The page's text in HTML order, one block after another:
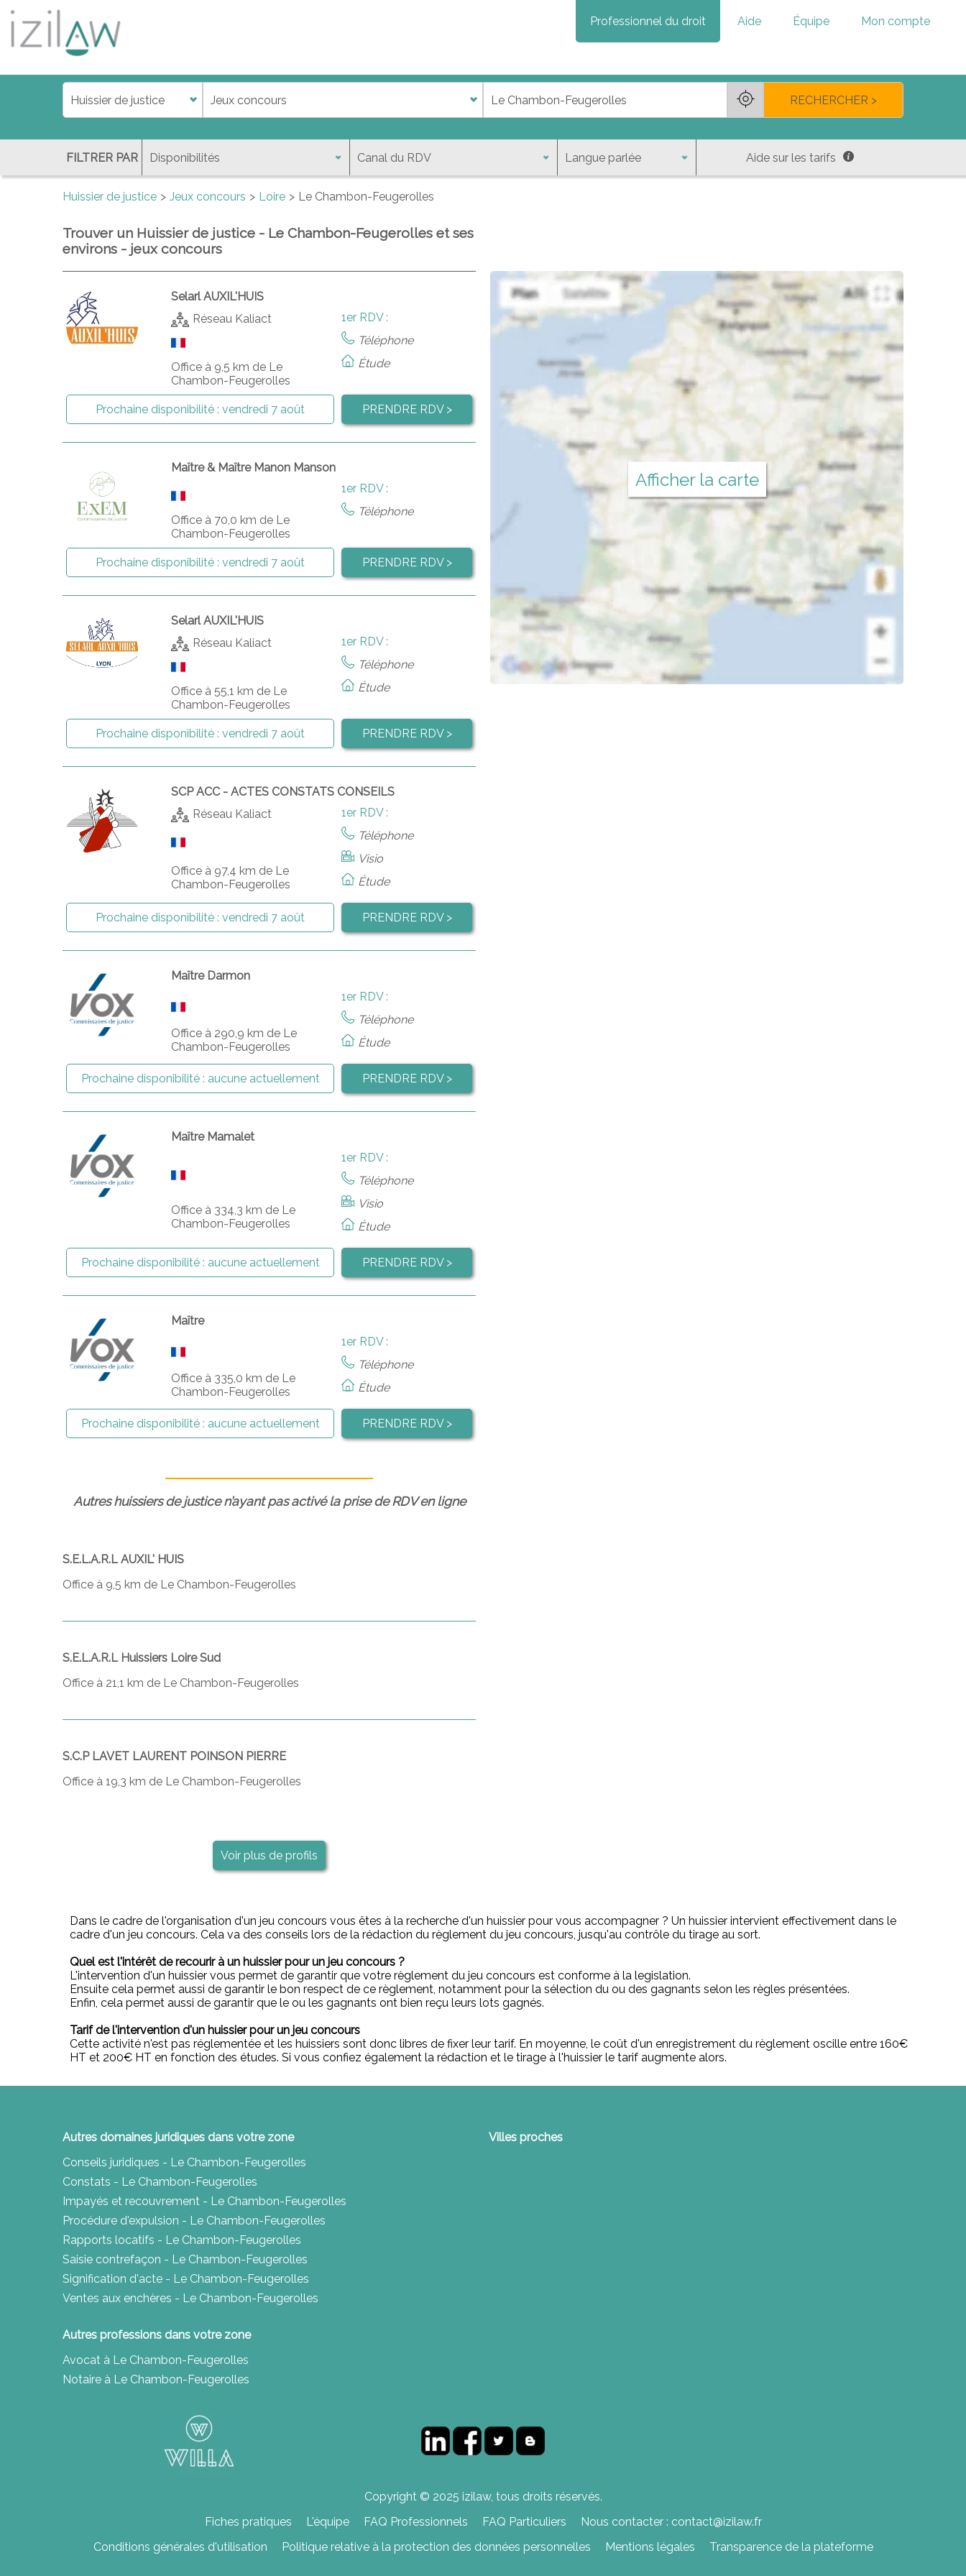
Professionnel du droit Aide Équipe Mon compte
jdadi
fl
RECHERCHER >
FILTRER PAR Aide sur les tarifs
Huissier de justice Jeux concours Loire Le Chambon-Feugerolles
Trouver un Huissier de justice - Le Chambon-Feugerolles et ses
environs - jeux concours
Selarl AUXIL'HUIS
Réseau Kaliact
Office à 9,5 km de Le
Chambon-Feugerolles
1er RDV :
Téléphone
Étude
Prochaine disponibilité :vendredi 7 août PRENDRE RDV >
Maître & Maître Manon Manson
Office à 70,0 km de Le
Chambon-Feugerolles
1er RDV :
Téléphone
Prochaine disponibilité :vendredi 7 août PRENDRE RDV >
Selarl AUXIL'HUIS
Réseau Kaliact
Office à 55,1 km de Le
Chambon-Feugerolles
1er RDV :
Téléphone
Étude
Prochaine disponibilité :vendredi 7 août PRENDRE RDV >
SCP ACC - ACTES CONSTATS CONSEILS
Réseau Kaliact
Office à 97,4 km de Le
Chambon-Feugerolles
1er RDV :
Téléphone
Visio
Étude
Prochaine disponibilité :vendredi 7 août PRENDRE RDV >
Maître Darmon
Office à 290,9 km de Le
Chambon-Feugerolles
1er RDV :
Téléphone
Étude
Prochaine disponibilité : aucune actuellement PRENDRE RDV >
Maître Mamalet
Office à 334,3 km de Le
Chambon-Feugerolles
1er RDV :
Téléphone
Visio
Étude
Prochaine disponibilité : aucune actuellement PRENDRE RDV >
Maître
Office à 335,0 km de Le
Chambon-Feugerolles
1er RDV :
Téléphone
Étude
Prochaine disponibilité : aucune actuellement PRENDRE RDV >
Autres huissiers de justice n’ayant pas activé la prise de RDV en ligne
S.E.L.A.R.L AUXIL' HUIS
Office à 9,5 km de Le Chambon-Feugerolles
S.E.L.A.R.L Huissiers Loire Sud
Office à 21,1 km de Le Chambon-Feugerolles
S.C.P LAVET LAURENT POINSON PIERRE
Office à 19,3 km de Le Chambon-Feugerolles
Voir plus de profils
Afficher la carte
Dans le cadre de l'organisation d'un jeu concours vous êtes à la recherche d'un huissier pour vous accompagner ? Un huissier intervient effectivement dans le
cadre d'un jeu concours. Cela va des conseils lors de la rédaction du règlement du jeu concours, jusqu'au contrôle du tirage au sort.
Quel est l'intérêt de recourir à un huissier pour un jeu concours ?
L'intervention d'un huissier vous permet de garantir que votre règlement du jeu concours est conforme à la legislation.
Ensuite cela permet aussi de garantir le bon respect de ce règlement, notamment pour la sélection du ou des gagnants selon les règles présentées.
Enfin, cela permet aussi de garantir que le ou les gagnants ont bien reçu leurs lots gagnés.
Tarif de l'intervention d'un huissier pour un jeu concours
Cette activité n'est pas réglementée et les huissiers sont donc libres de fixer leur tarif. En moyenne, le coût d'un enregistrement du règlement oscille entre 160€
HT et 200€ HT en fonction des études. Si vous confiez également la rédaction et le tirage à l'huissier le tarif augmente alors.
Autres domaines juridiques dans votre zone
Conseils juridiques - Le Chambon-Feugerolles
Constats - Le Chambon-Feugerolles
Impayés et recouvrement - Le Chambon-Feugerolles
Procédure d'expulsion - Le Chambon-Feugerolles
Rapports locatifs - Le Chambon-Feugerolles
Saisie contrefaçon - Le Chambon-Feugerolles
Signification d'acte - Le Chambon-Feugerolles
Ventes aux enchères - Le Chambon-Feugerolles
Autres professions dans votre zone
Avocat à Le Chambon-Feugerolles
Notaire à Le Chambon-Feugerolles
Villes proches
Copyright © 2025 izilaw, tous droits réservés.
Fiches pratiques
L'équipe FAQ Professionnels FAQ Particuliers
Nous contacter : contact@izilaw.fr
Conditions générales d'utilisation
Politique relative à la protection des données personnelles Mentions légales Transparence de la plateforme